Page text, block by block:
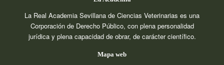
La Real Academia Sevillana de Ciencias Veterinarias es una
Corporación de Derecho Público, con plena personalidad
jurídica y plena capacidad de obrar, de carácter científico.
Mapa web